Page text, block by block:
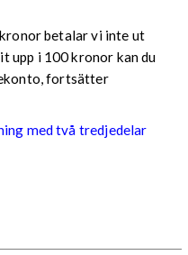
betalar vi inte ut
upp i 100 kronor kan du
fortsätter
med två tredjedelar